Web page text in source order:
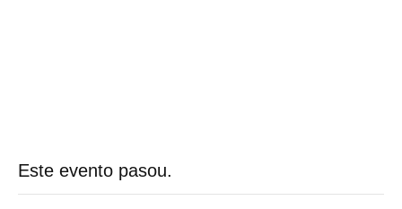
Este evento pasou.